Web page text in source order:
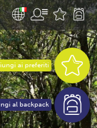
ai preferiti
al backpack